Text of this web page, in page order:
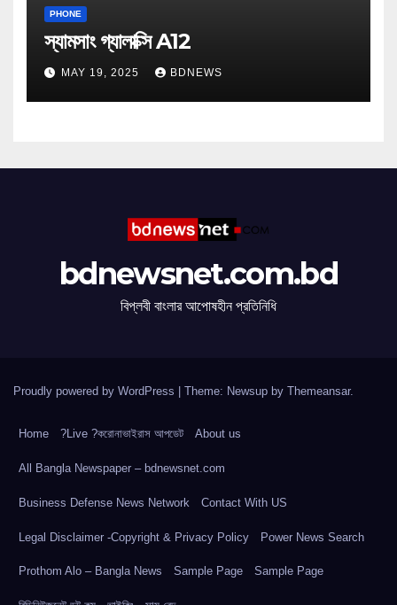
PHONE
স্যামসাং গ্যালাক্সি A12
MAY 19, 2025 BDNEWS
bdnewsnet.com.bd
বিপ্লবী বাংলার আপোষহীন প্রতিনিধি
Proudly powered by WordPress Theme: Newsup by Themeansar.
Home ?Live ?করোনাভাইরাস আপডেট About us
All Bangla Newspaper – bdnewsnet.com
Business Defense News Network Contact With US
Legal Disclaimer -Copyright & Privacy Policy Power News Search
Prothom Alo – Bangla News Sample Page Sample Page